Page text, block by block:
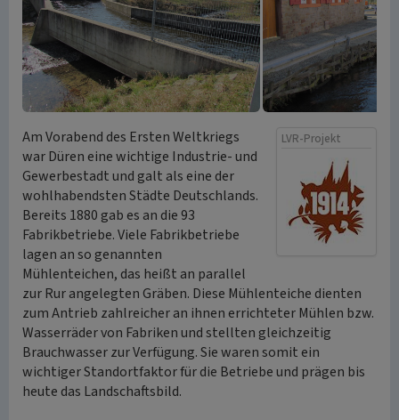
LVR-Projekt
Am Vorabend des Ersten Weltkriegs
war Düren eine wichtige Industrie- und
Gewerbestadt und galt als eine der
wohlhabendsten Städte Deutschlands.
Bereits 1880 gab es an die 93
Fabrikbetriebe. Viele Fabrikbetriebe
lagen an so genannten
Mühlenteichen, das heißt an parallel
zur Rur angelegten Gräben. Diese Mühlenteiche dienten
zum Antrieb zahlreicher an ihnen errichteter Mühlen bzw.
Wasserräder von Fabriken und stellten gleichzeitig
Brauchwasser zur Verfügung. Sie waren somit ein
wichtiger Standortfaktor für die Betriebe und prägen bis
heute das Landschaftsbild.